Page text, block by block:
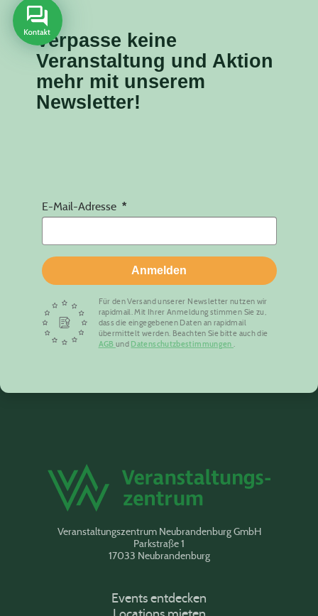
Verpasse keine
Veranstaltung und Aktion
mehr mit unserem
Newsletter!
E-Mail-Adresse
Anmelden
Für den Versand unserer Newsletter nutzen wir
rapidmail. Mit Ihrer Anmeldung stimmen Sie zu,
dass die eingegebenen Daten an rapidmail
übermittelt werden. Beachten Sie bitte auch die
AGB und Datenschutzbestimmungen.
Veranstaltungszentrum Neubrandenburg GmbH
Parkstraße 1
17033 Neubrandenburg
Events entdecken